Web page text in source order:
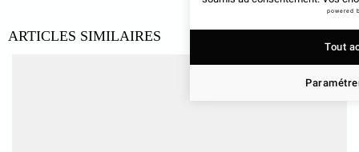
ARTICLES SIMILAIRES
powered
Tout